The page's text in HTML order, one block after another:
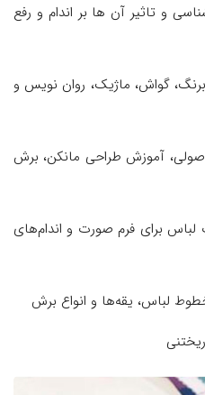
و تاثیر آن ها بر اندام و رفع
گواش، ماژیک، روان نویس و
آموزش طراحی مانکن، برش
لباس برای فرم صورت و اندام‌های
لباس، یقه‌ها و انواع برش